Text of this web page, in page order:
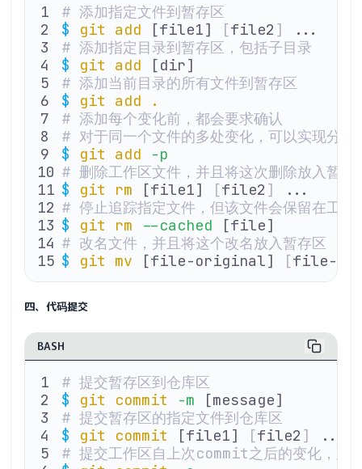
# 添加指定文件到暂存区
$ git add [file1] [file2 ]
...
# 添加指定目录到暂存区，包括子目录
$ git add [dir]
# 添加当前目录的所有文件到暂存区
$ git add .
# 添加每个变化前，都会要求确认
# 对于同一个文件的多处变化，可以实现分次
$ git add -p
# 删除工作区文件，并且将这次删除放入暂存
$ git rm [file1] [file2 ]
...
# 停止追踪指定文件，但该文件会保留在工作
$ git rm --cached [file]
# 改名文件，并且将这个改名放入暂存区
$ git mv [file-original] [file-
四、代码提交
BASH
# 提交暂存区到仓库区
$ git commit -m [message]
# 提交暂存区的指定文件到仓库区
$ git commit [file1] [file2 ]
...
# 提交工作区自上次commit之后的变化，直